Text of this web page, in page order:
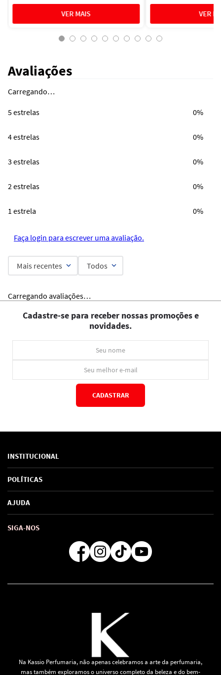
Avaliações
Carregando…
5 estrelas 0%
4 estrelas 0%
3 estrelas 0%
2 estrelas 0%
1 estrela 0%
Faça login para escrever uma avaliação.
Mais recentes Todos
Carregando avaliações…
Cadastre-se para receber nossas promoções e
novidades.
CADASTRAR
INSTITUCIONAL
Sobre Nós
Marcas
SAC de marcas
Como comprar
POLÍTICAS
Política de Privacidade
Troca e Devoluções
Formas de Pagamento
Regra de Frete Grátis
AJUDA
SIGA-NOS
Na Kassio Perfumaria, não apenas celebramos a arte da perfumaria,
mas também exploramos o universo completo da beleza e do bem-